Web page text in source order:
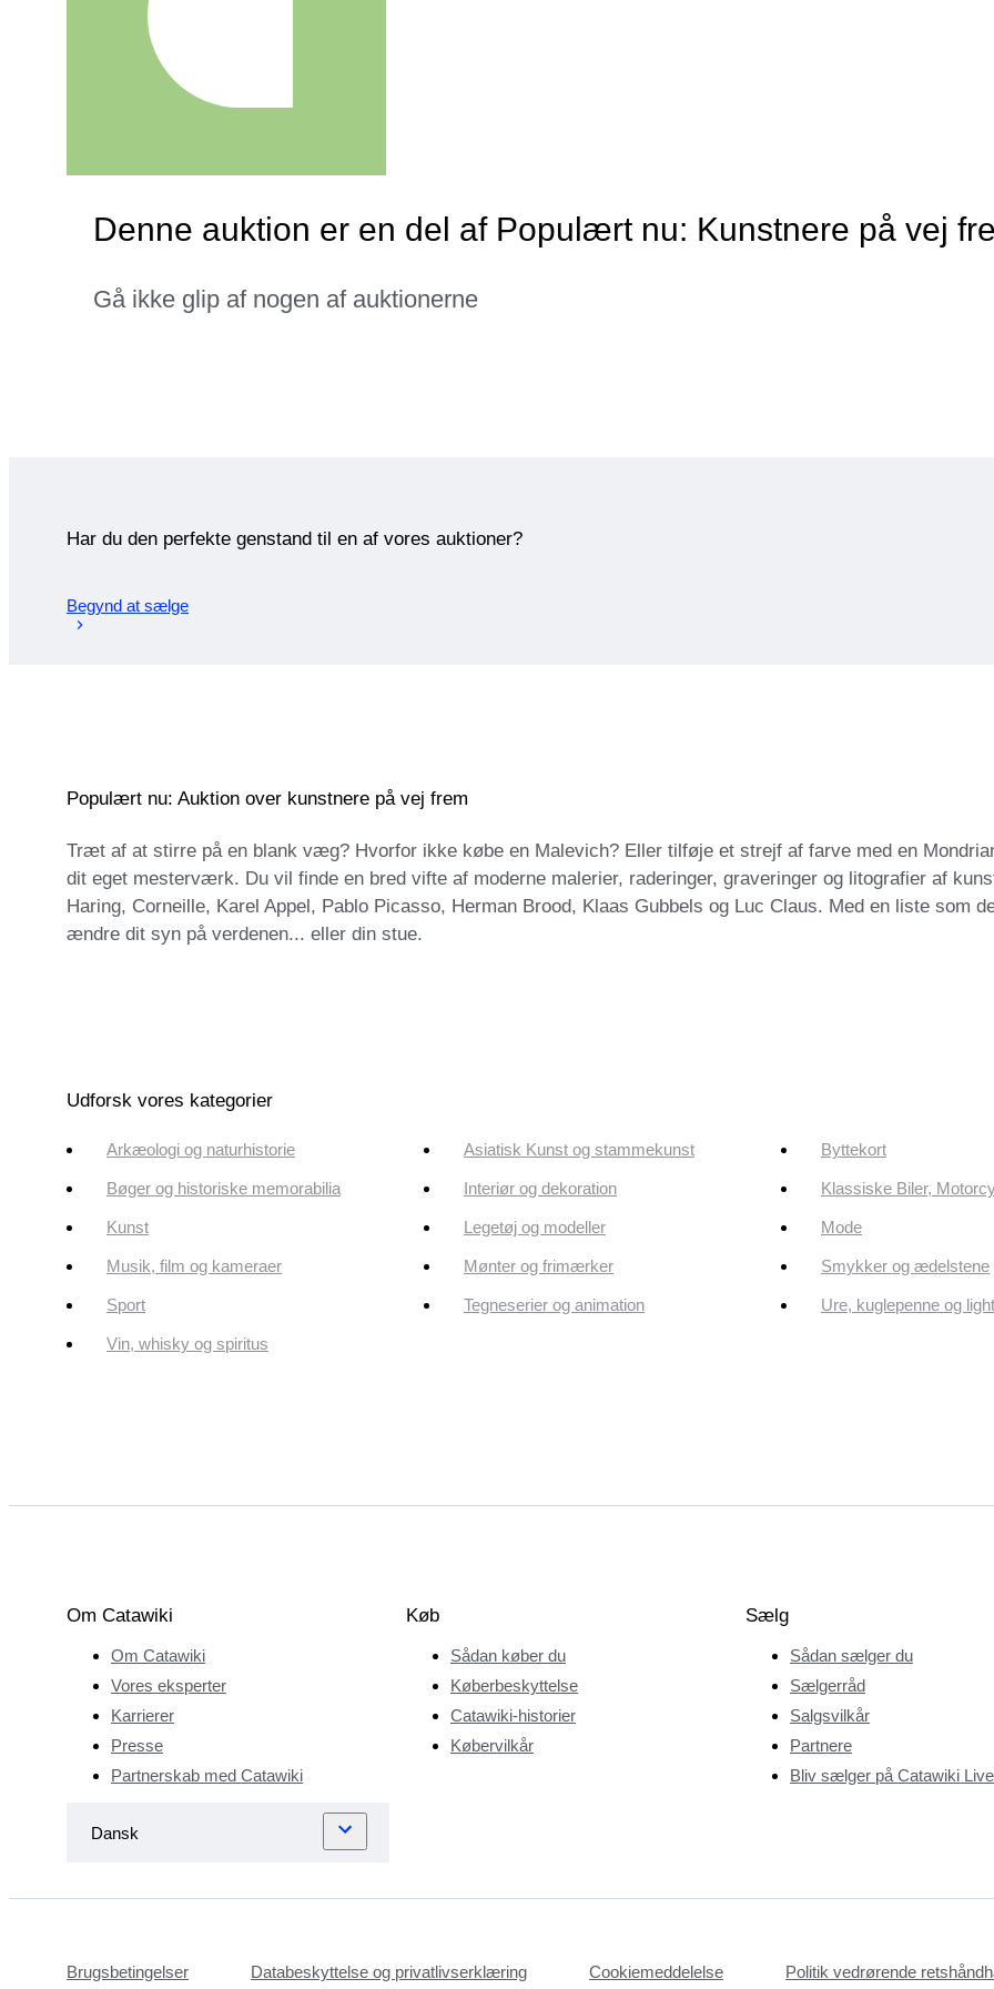
Denne auktion er en del af Populært nu: Kunstnere på vej
Gå ikke glip af nogen af auktionerne
Har du den perfekte genstand til en af vores auktioner?
Begynd at sælge
Populært nu: Auktion over kunstnere på vej frem
Træt af at stirre på en blank væg? Hvorfor ikke købe en Malevich? Eller tilføje et strejf af farve med en
dit eget mesterværk. Du vil finde en bred vifte af moderne malerier, raderinger, graveringer og litografier af
Haring, Corneille, Karel Appel, Pablo Picasso, Herman Brood, Klaas Gubbels og Luc Claus. Med en liste som
ændre dit syn på verdenen... eller din stue.
Udforsk vores kategorier
Arkæologi og naturhistorie Asiatisk Kunst og stammekunst Byttekort
Bøger og historiske memorabilia Interiør og dekoration Klassiske Biler,
Kunst Legetøj og modeller Mode
Musik, film og kameraer Mønter og frimærker Smykker og ædelstene
Sport Tegneserier og animation Ure, kuglepenne og
Vin, whisky og spiritus
Om Catawiki
Om Catawiki
Vores eksperter
Karrierer
Presse
Partnerskab med Catawiki
Køb
Sådan køber du
Køberbeskyttelse
Catawiki-historier
Købervilkår
Sælg
Sådan sælger du
Sælgerråd
Salgsvilkår
Partnere
Bliv sælger på Catawiki Live
Brugsbetingelser Databeskyttelse og privatlivserklæring Cookiemeddelelse Politik vedrørende